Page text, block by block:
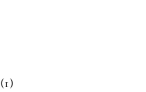
(1)